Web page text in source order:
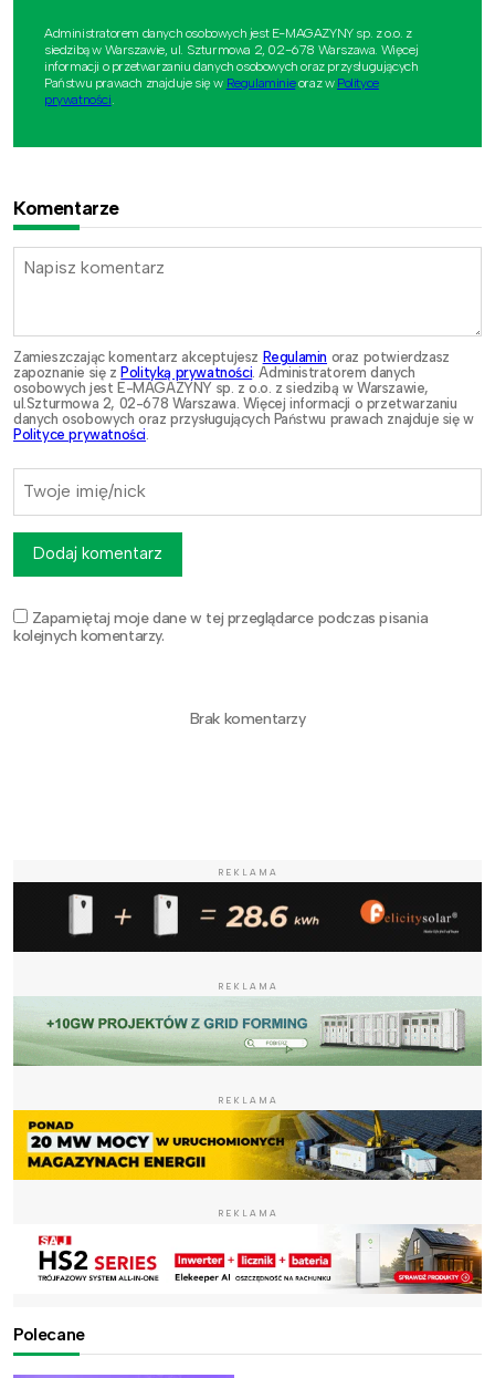
Administratorem danych osobowych jest E-MAGAZYNY sp. z o.o. z
siedzibą w Warszawie, ul. Szturmowa 2, 02-678 Warszawa. Więcej
informacji o przetwarzaniu danych osobowych oraz przysługujących
Państwu prawach znajduje się w Regulaminieoraz w Polityce
prywatności.
Komentarze
Zamieszczając komentarz akceptujesz Regulamin oraz potwierdzasz
zapoznanie się z Polityką prywatności. Administratorem danych
osobowych jest E-MAGAZYNY sp. z o.o. z siedzibą w Warszawie,
ul.Szturmowa 2, 02-678 Warszawa. Więcej informacji o przetwarzaniu
danych osobowych oraz przysługujących Państwu prawach znajduje się w
Polityce prywatności.
Zapamiętaj moje dane w tej przeglądarce podczas pisania
kolejnych komentarzy.
Dodaj komentarz
Brak komentarzy
REKLAMA
REKLAMA
REKLAMA
REKLAMA
Polecane